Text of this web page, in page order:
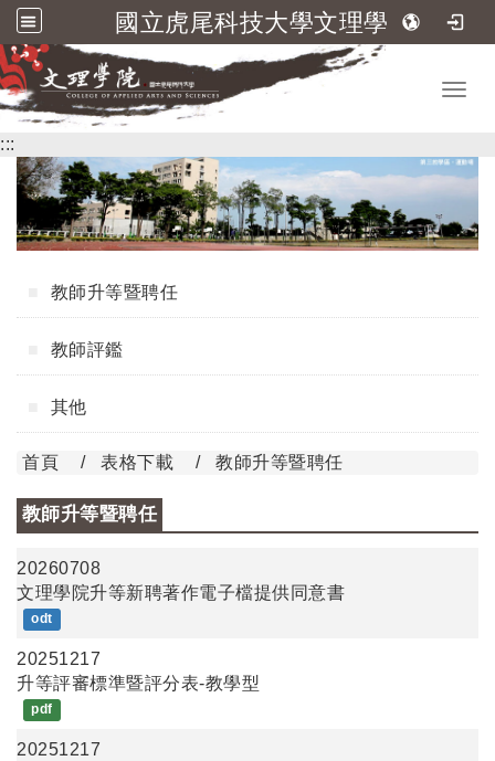
國立虎尾科技大學文理學院
跳到主要內容
:::
教師升等暨聘任
教師評鑑
其他
首頁 表格下載 教師升等暨聘任
教師升等暨聘任
20260708
文理學院升等新聘著作電子檔提供同意書
odt
20251217
升等評審標準暨評分表-教學型
pdf
20251217